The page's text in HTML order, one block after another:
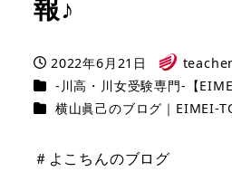
報♪
投稿日
2022年6月21日
著
者
teacher
カテゴリー
-川高・川女受験専門-【
カテゴリー
横山眞己のブログ｜EIMEI-
＃よこちんのブログ